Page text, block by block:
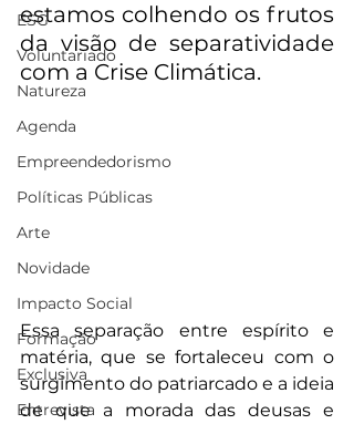
ESG
Voluntariado
Natureza
Agenda
Empreendedorismo
Políticas Públicas
Arte
Novidade
Impacto Social
Formação
Exclusiva
Entrevista
estamos colhendo os frutos
da visão de separatividade
com a Crise Climática.
Essa separação entre espírito e
matéria, que se fortaleceu com o
surgimento do patriarcado e a ideia
de que a morada das deusas e